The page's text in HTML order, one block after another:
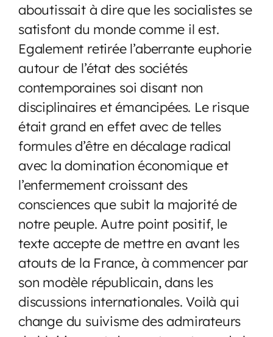
aboutissait à dire que les socialistes se
satisfont du monde comme il est.
Egalement retirée l’aberrante euphorie
autour de l’état des sociétés
contemporaines soi disant non
disciplinaires et émancipées. Le risque
était grand en effet avec de telles
formules d’être en décalage radical
avec la domination économique et
l’enfermement croissant des
consciences que subit la majorité de
notre peuple. Autre point positif, le
texte accepte de mettre en avant les
atouts de la France, à commencer par
son modèle républicain, dans les
discussions internationales. Voilà qui
change du suivisme des admirateurs